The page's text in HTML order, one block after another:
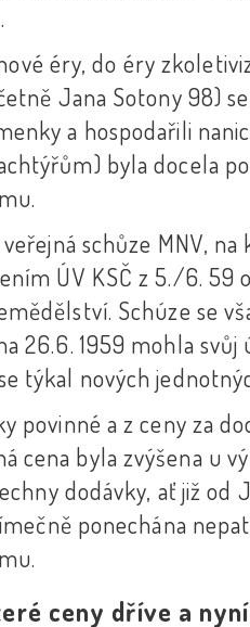
éry, do éry
Jana Sotony 98)
a hospodařili
byla docela
schůze MNV,
ÚV KSČ z 5./6. 59
Schúze se
26.6. 1959 mohla
týkal nových
povinné a z ceny za
cena byla zvýšena u
dodávky, ať již od
ponechána
ceny dříve a